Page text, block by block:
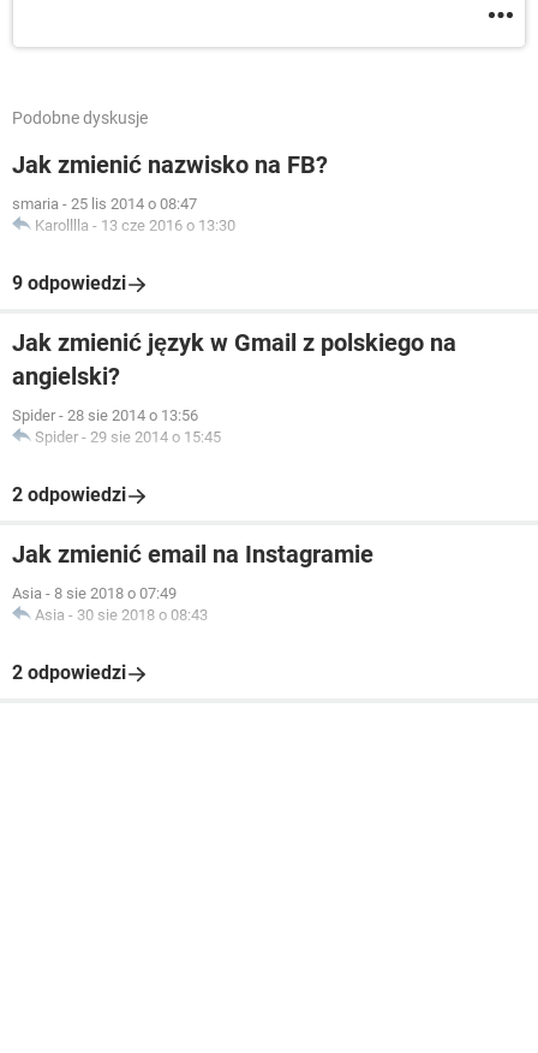
Podobne dyskusje
Jak zmienić nazwisko na FB?
smaria - 25 lis 2014 o 08:47
Karolllla - 13 cze 2016 o 13:30
9 odpowiedzi
Jak zmienić język w Gmail z polskiego na
angielski?
Spider - 28 sie 2014 o 13:56
Spider - 29 sie 2014 o 15:45
2 odpowiedzi
Jak zmienić email na Instagramie
Asia - 8 sie 2018 o 07:49
Asia - 30 sie 2018 o 08:43
2 odpowiedzi